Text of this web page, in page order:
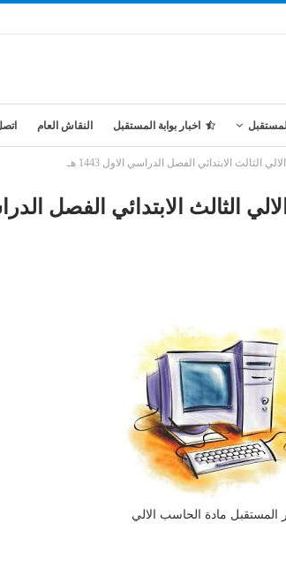
اخبار بوابة المستقبل النقاش العام
الابتدائي الفصل الدراسي الاول 1443 هـ
الثالث الابتدائي الفصل
المستقبل مادة الحاسب الالي